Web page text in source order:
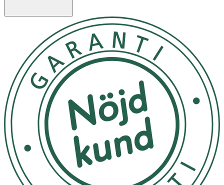
kastanjextrakt som är viktiga för återuppbyggande och
reparationen av trasiga naglar. Det hjälper också
naglarna att återfå sin naturliga styrka och
motståndskraft. Andra ingredienser såsom boveteextrakt
och glasörtsextrakt skyddar nagelns naturliga keratin
Använd på rengjorda naglar. Kan appliceras direkt på
nageln eller på baslacket Remarqable Therapy Base Coat.
För en mer hållbar och glansig finish avsluta med ett
lager av Remarqable Therapy Top Coat.
Förvaras i rumstemperatur
OK för gravida och ammande: